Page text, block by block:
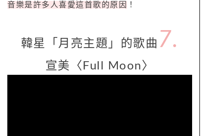
音樂是許多人喜愛這首歌的原因
！
韓星「月亮主題」的歌曲 7.
宣美〈Full Moon〉